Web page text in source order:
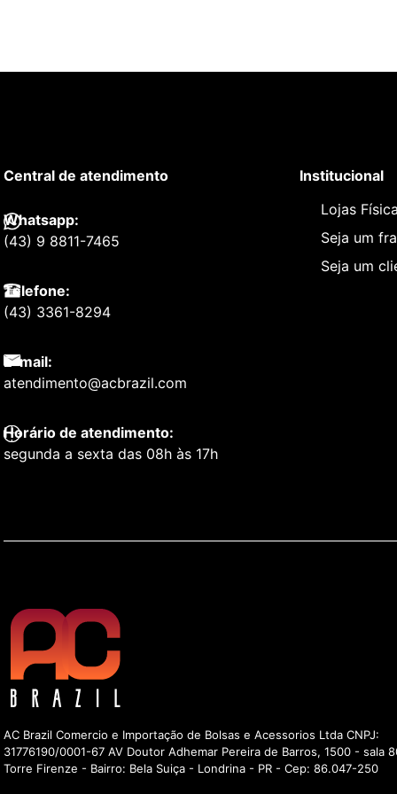
Central de atendimento
Whatsapp:
(43) 9 8811-7465
Telefone:
(43) 3361-8294
E-mail:
atendimento@acbrazil.com
Horário de atendimento:
segunda a sexta das 08h às 17h
Institucional
Lojas
Seja um
Seja um
AC Brazil Comercio e Importação de Bolsas e Acessorios Ltda CNPJ:
31776190/0001-67 AV Doutor Adhemar Pereira de Barros, 1500 - sala
Torre Firenze - Bairro: Bela Suiça - Londrina - PR - Cep: 86.047-250